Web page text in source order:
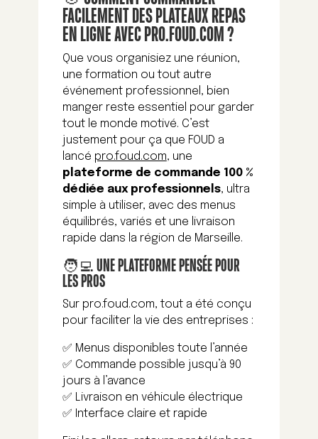
FACILEMENT DES PLATEAUX REPAS
EN LIGNE AVEC PRO.FOUD.COM ?
Que vous organisiez une réunion,
une formation ou tout autre
événement professionnel, bien
manger reste essentiel pour garder
tout le monde motivé. C’est
justement pour ça que FOUD a
lancé pro.foud.com, une
plateforme de commande 100 %
dédiée aux professionnels, ultra
simple à utiliser, avec des menus
équilibrés, variés et une livraison
rapide dans la région de Marseille.
🧑‍💻 UNE PLATEFORME PENSÉE POUR
LES PROS
Sur pro.foud.com, tout a été conçu
pour faciliter la vie des entreprises :
✅ Menus disponibles toute l’année
✅ Commande possible jusqu’à 90
jours à l’avance
✅ Livraison en véhicule électrique
✅ Interface claire et rapide